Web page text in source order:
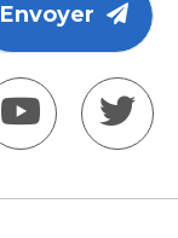
Envoyer